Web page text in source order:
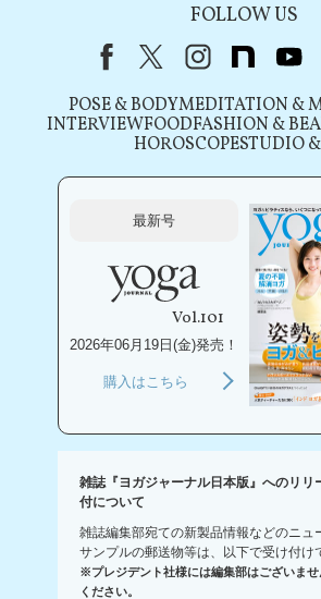
FOLLOW US
FacebookX（旧Twitter）
instagram
note
POSE & BODYMEDITATION &
INTERVIEWFOODFASHION &
HOROSCOPESTUDIO
最新号
Vol.101
2026年06月19日(金)発売！
購入はこちら
雑誌『ヨガジャーナル日本版』へのリリ
付について
雑誌編集部宛ての新製品情報などのニュ
サンプルの郵送物等は、以下で受け付け
※プレジデント社様には編集部はございませ
ください。